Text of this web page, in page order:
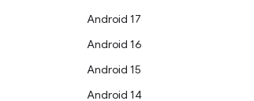
Android 17
Android 16
Android 15
Android 14